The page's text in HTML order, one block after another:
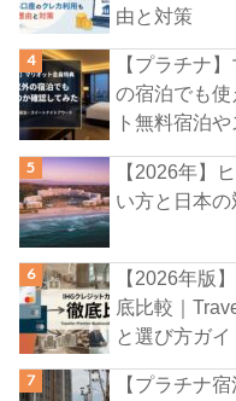
由と対策
【プラチナ
の宿泊でも
ト無料宿泊
【2026年】
い方と日本の
【2026年版
底比較｜
と選び方ガイ
【プラチナ